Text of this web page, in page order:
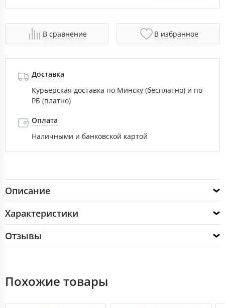
В сравнение В избранное
Доставка
Курьерская доставка по Минску (бесплатно) и по
РБ (платно)
Оплата
Наличными и банковской картой
Описание
Характеристики
Отзывы
Похожие товары